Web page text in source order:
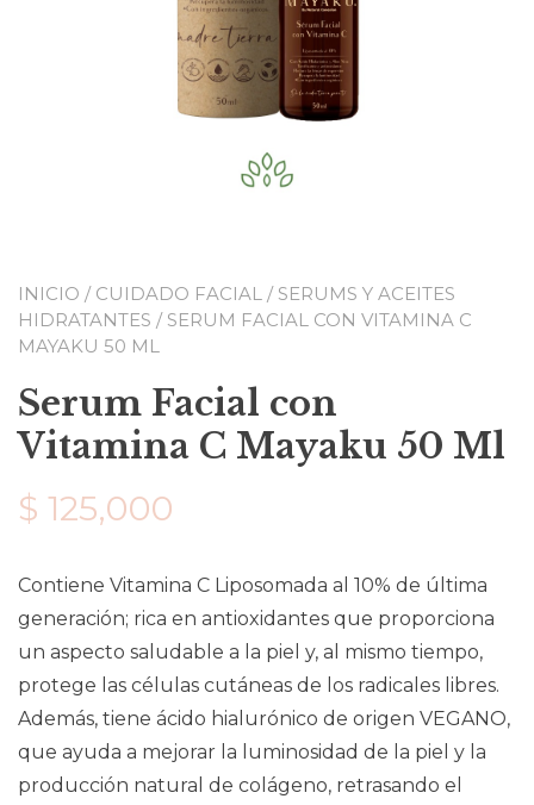
INICIO / CUIDADO FACIAL / SERUMS Y ACEITES
HIDRATANTES / SERUM FACIAL CON VITAMINA C
MAYAKU 50 ML
Serum Facial con
Vitamina C Mayaku 50 Ml
$ 125,000
Contiene Vitamina C Liposomada al 10% de última
generación; rica en antioxidantes que proporciona
un aspecto saludable a la piel y, al mismo tiempo,
protege las células cutáneas de los radicales libres.
Además, tiene ácido hialurónico de origen VEGANO,
que ayuda a mejorar la luminosidad de la piel y la
producción natural de colágeno, retrasando el